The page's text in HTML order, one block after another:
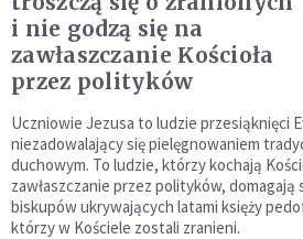
i nie godzą się na
zawłaszczanie Kościoła
przez polityków
Uczniowie Jezusa to ludzie przesiąknięci
niezadowalający się pielęgnowaniem
duchowym. To ludzie, którzy kochają
zawłaszczanie przez polityków,
biskupów ukrywających latami księży
którzy w Kościele zostali zranieni.